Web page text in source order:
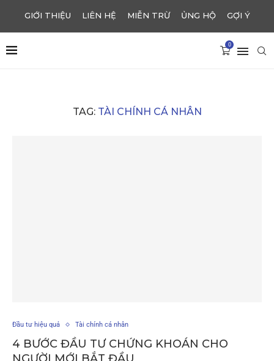
GIỚI THIỆU LIÊN HỆ MIỄN TRỪ ỦNG HỘ GỢI Ý
0
TAG: TÀI CHÍNH CÁ NHÂN
Đầu tư hiệu quả Tài chính cá nhân
4 BƯỚC ĐẦU TƯ CHỨNG KHOÁN CHO